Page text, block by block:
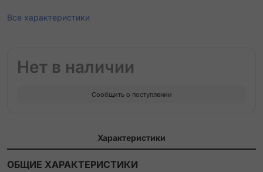
Все характеристики
Нет в наличии
Сообщить о поступлении
Характеристики
ОБЩИЕ ХАРАКТЕРИСТИКИ